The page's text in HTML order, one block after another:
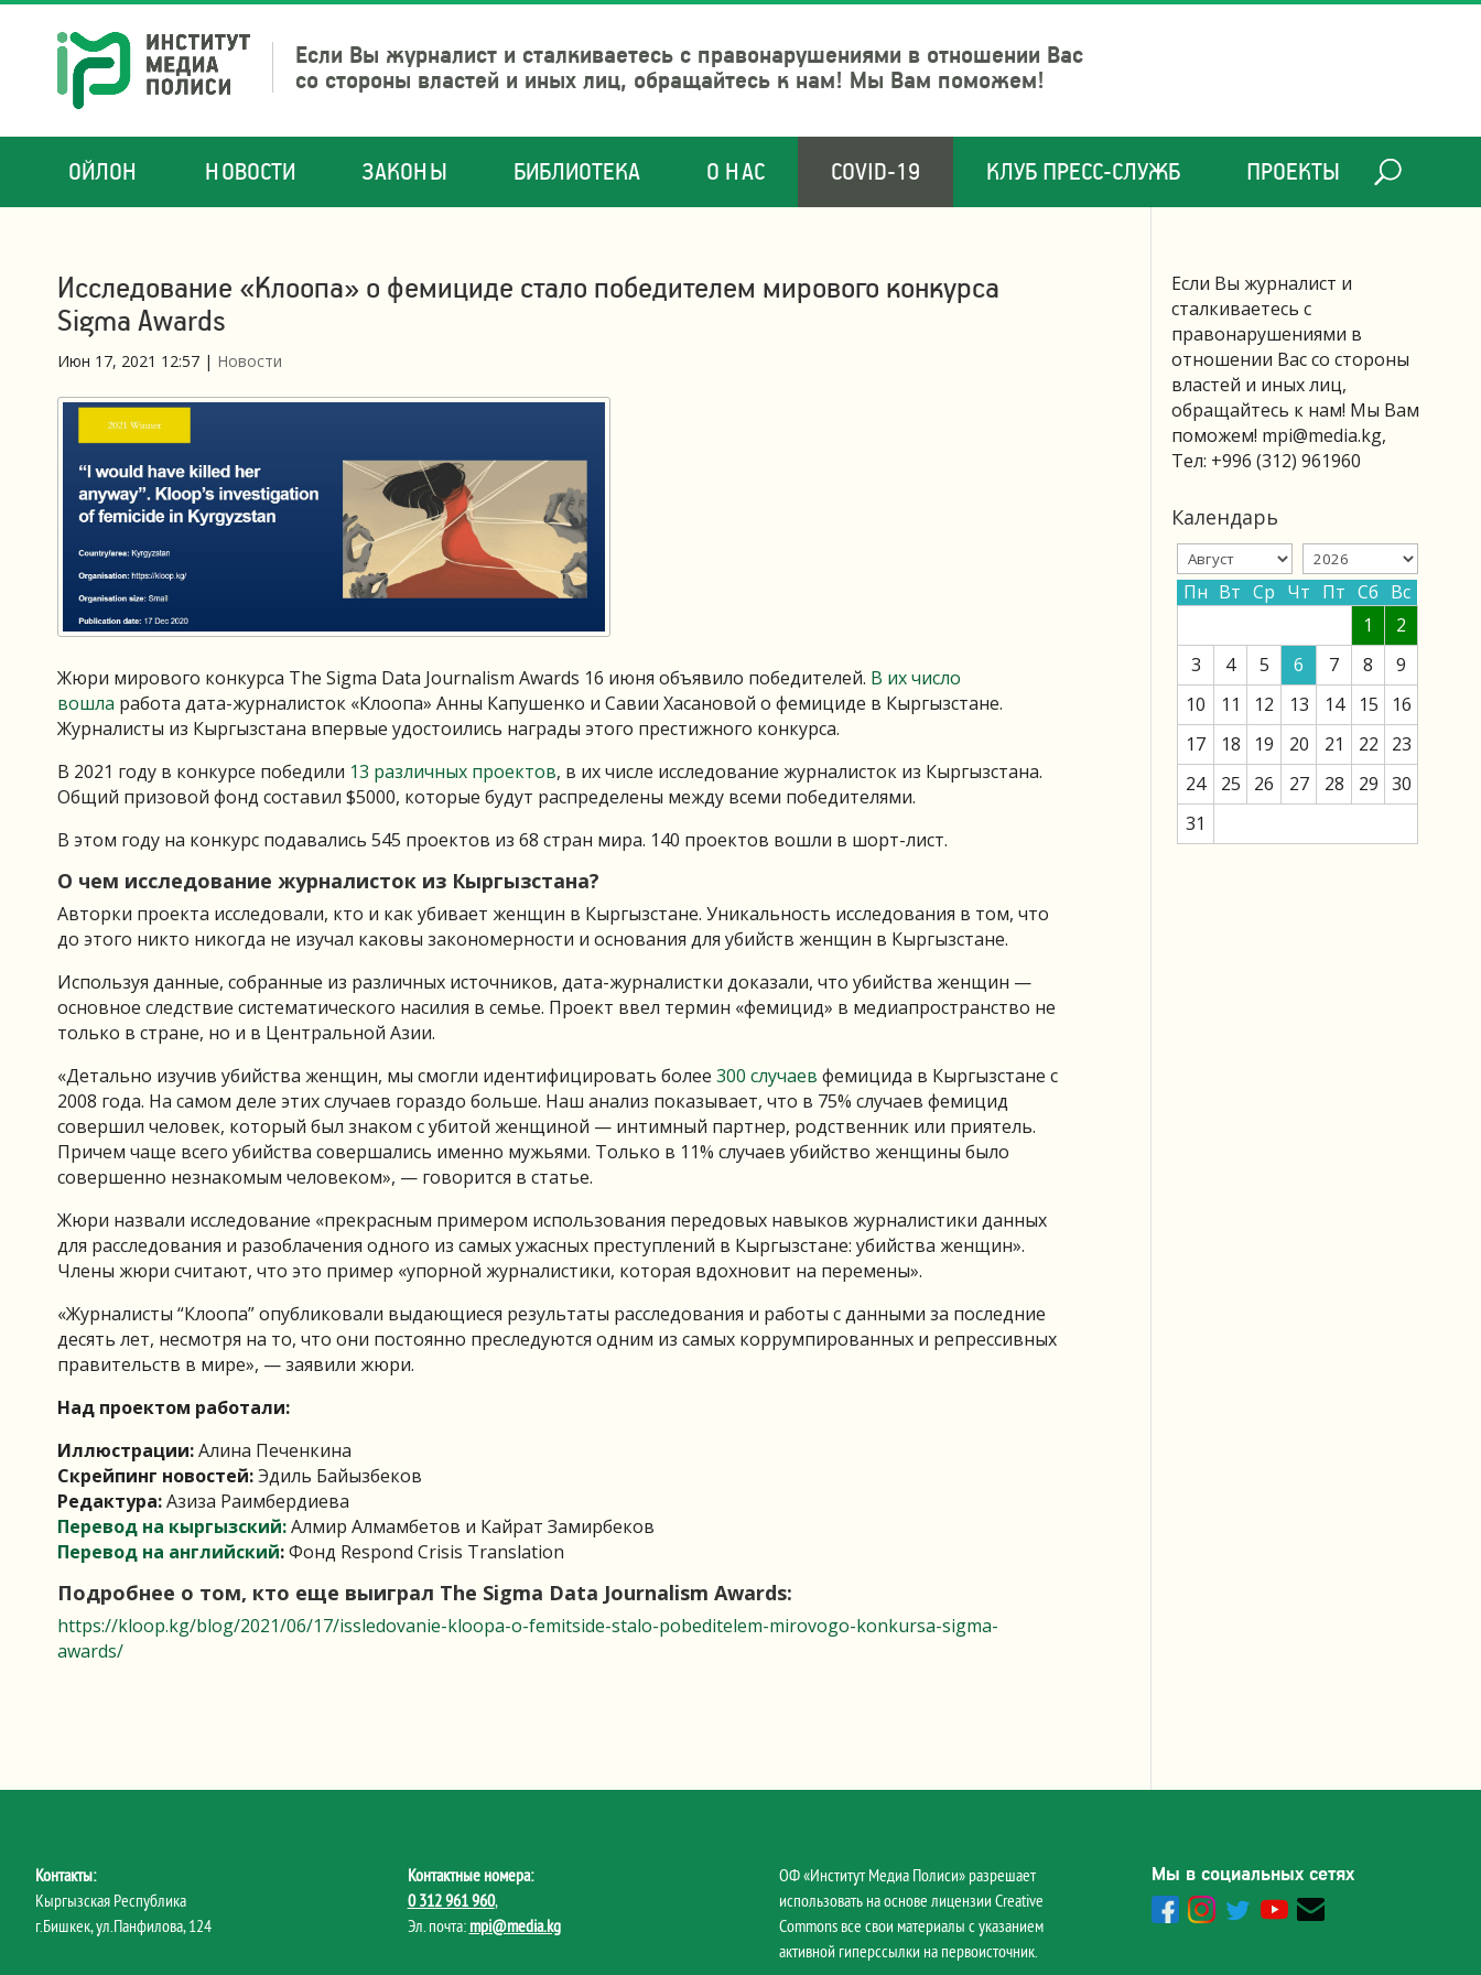
Если Вы журналист и сталкиваетесь с правонарушениями в отношении Вас
со стороны властей и иных лиц, обращайтесь к нам! Мы Вам поможем!
ОЙЛОН НОВОСТИ ЗАКОНЫ БИБЛИОТЕКА О НАС COVID-19 КЛУБ ПРЕСС-СЛУЖБ ПРОЕКТЫ
Исследование «Клоопа» о фемициде стало победителем мирового конкурса
Sigma Awards
Июн 17, 2021 12:57 | Новости
Жюри мирового конкурса The Sigma Data Journalism Awards 16 июня объявило победителей. В их число
вошла работа дата-журналисток «Клоопа» Анны Капушенко и Савии Хасановой о фемициде в Кыргызстане.
Журналисты из Кыргызстана впервые удостоились награды этого престижного конкурса.
В 2021 году в конкурсе победили 13 различных проектов, в их числе исследование журналисток из Кыргызстана.
Общий призовой фонд составил $5000, которые будут распределены между всеми победителями.
В этом году на конкурс подавались 545 проектов из 68 стран мира. 140 проектов вошли в шорт-лист.
О чем исследование журналисток из Кыргызстана?
Авторки проекта исследовали, кто и как убивает женщин в Кыргызстане. Уникальность исследования в том, что
до этого никто никогда не изучал каковы закономерности и основания для убийств женщин в Кыргызстане.
Используя данные, собранные из различных источников, дата-журналистки доказали, что убийства женщин —
основное следствие систематического насилия в семье. Проект ввел термин «фемицид» в медиапространство не
только в стране, но и в Центральной Азии.
«Детально изучив убийства женщин, мы смогли идентифицировать более 300 случаев фемицида в Кыргызстане с
2008 года. На самом деле этих случаев гораздо больше. Наш анализ показывает, что в 75% случаев фемицид
совершил человек, который был знаком с убитой женщиной — интимный партнер, родственник или приятель.
Причем чаще всего убийства совершались именно мужьями. Только в 11% случаев убийство женщины было
совершенно незнакомым человеком», — говорится в статье.
Жюри назвали исследование «прекрасным примером использования передовых навыков журналистики данных
для расследования и разоблачения одного из самых ужасных преступлений в Кыргызстане: убийства женщин».
Члены жюри считают, что это пример «упорной журналистики, которая вдохновит на перемены».
«Журналисты “Клоопа” опубликовали выдающиеся результаты расследования и работы с данными за последние
десять лет, несмотря на то, что они постоянно преследуются одним из самых коррумпированных и репрессивных
правительств в мире», — заявили жюри.
Над проектом работали:
Иллюстрации:Алина Печенкина
Скрейпинг новостей:Эдиль Байызбеков
Редактура:Азиза Раимбердиева
Перевод на кыргызский:Алмир Алмамбетов и Кайрат Замирбеков
Перевод на английский:Фонд Respond Crisis Translation
Подробнее о том, кто еще выиграл The Sigma Data Journalism Awards:
https://kloop.kg/blog/2021/06/17/issledovanie-kloopa-o-femitside-stalo-pobeditelem-mirovogo-konkursa-sigma-
awards/
Если Вы журналист и
сталкиваетесь с
правонарушениями в
отношении Вас со стороны
властей и иных лиц,
обращайтесь к нам! Мы Вам
поможем! mpi@media.kg,
Тел: +996 (312) 961960
Календарь
Пн Вт Ср Чт Пт Сб Вс
1
2
3
4 5 6 7 8
9
10
11 12 13 14 15
16
17
18 19 20 21 22
23
24
25 26 27 28 29 30
31
Контакты:
Кыргызская Республика
г.Бишкек, ул.Панфилова, 124
Контактные номера:
0 312 961 960,
Эл. почта: mpi@media.kg
ОФ «Институт Медиа Полиси» разрешает
использовать на основе лицензии Creative
Commons все свои материалы с указанием
активной гиперссылки на первоисточник.
Мы в социальных сетях